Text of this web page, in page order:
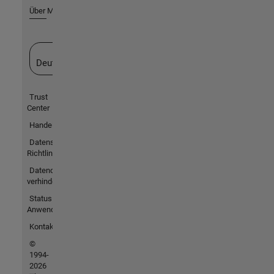
Über MathWorks
Deutschland
Trust
Center
Handelsmarken
Datenschutz-
Richtlinien
Datendiebstahl
verhindern
Status von
Anwendungen
Kontakt
©
1994-
2026